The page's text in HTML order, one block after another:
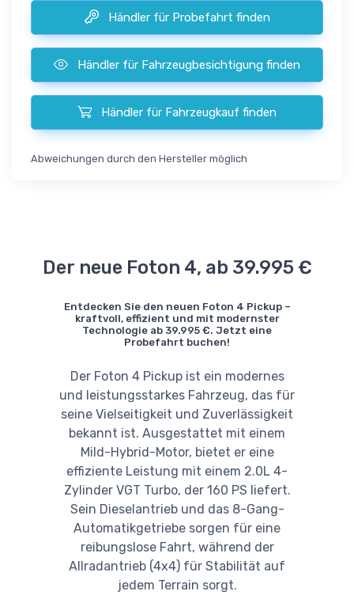
Händler für Probefahrt finden
Händler für Fahrzeugbesichtigung finden
Händler für Fahrzeugkauf finden
Abweichungen durch den Hersteller möglich
Der neue Foton 4, ab 39.995 €
Entdecken Sie den neuen Foton 4 Pickup –
kraftvoll, effizient und mit modernster
Technologie ab 39.995 €. Jetzt eine
Probefahrt buchen!
Der Foton 4 Pickup ist ein modernes
und leistungsstarkes Fahrzeug, das für
seine Vielseitigkeit und Zuverlässigkeit
bekannt ist. Ausgestattet mit einem
Mild-Hybrid-Motor, bietet er eine
effiziente Leistung mit einem 2.0L 4-
Zylinder VGT Turbo, der 160 PS liefert.
Sein Dieselantrieb und das 8-Gang-
Automatikgetriebe sorgen für eine
reibungslose Fahrt, während der
Allradantrieb (4x4) für Stabilität auf
jedem Terrain sorgt.